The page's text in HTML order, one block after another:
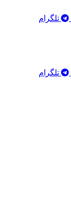
تلگرام
تلگرام